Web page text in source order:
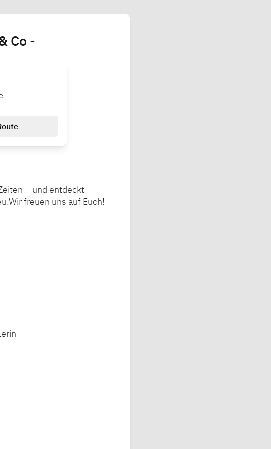
Co -
– und entdeckt
freuen uns auf Euch!